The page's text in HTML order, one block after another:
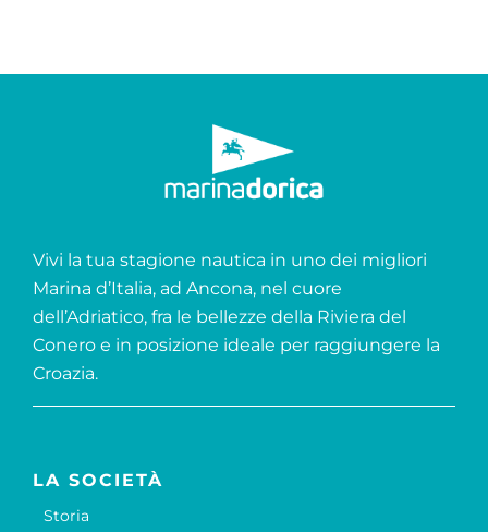
Vivi la tua stagione nautica in uno dei migliori
Marina d’Italia, ad Ancona, nel cuore
dell’Adriatico, fra le bellezze della Riviera del
Conero e in posizione ideale per raggiungere la
Croazia.
LA SOCIETÀ
Storia